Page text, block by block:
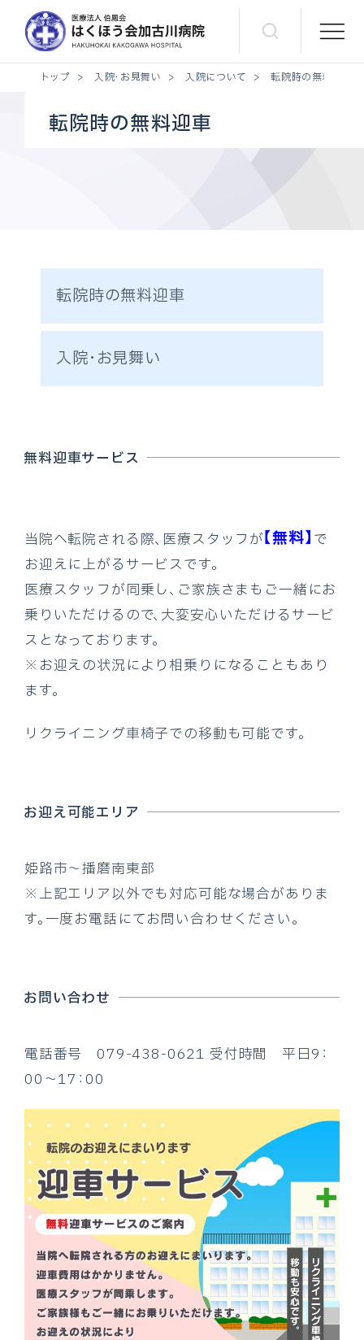
トップ > 入院・お見舞い > 入院について > 転院時の無料迎車
転院時の無料迎車
転院時の無料迎車
入院・お見舞い
無料迎車サービス
当院へ転院される際、医療スタッフが【無料】 で
お迎えに上がるサービスです。
医療スタッフが同乗し、ご家族さまもご一緒にお
乗りいただけるので、大変安心いただけるサービ
スとなっております。
※お迎えの状況により相乗りになることもあり
ます。
リクライニング車椅子での移動も可能です。
お迎え可能エリア
姫路市～播磨南東部
※上記エリア以外でも対応可能な場合がありま
す。一度お電話にてお問い合わせください。
お問い合わせ
電話番号 079-438-0621 受付時間 平日9：
00～17：00